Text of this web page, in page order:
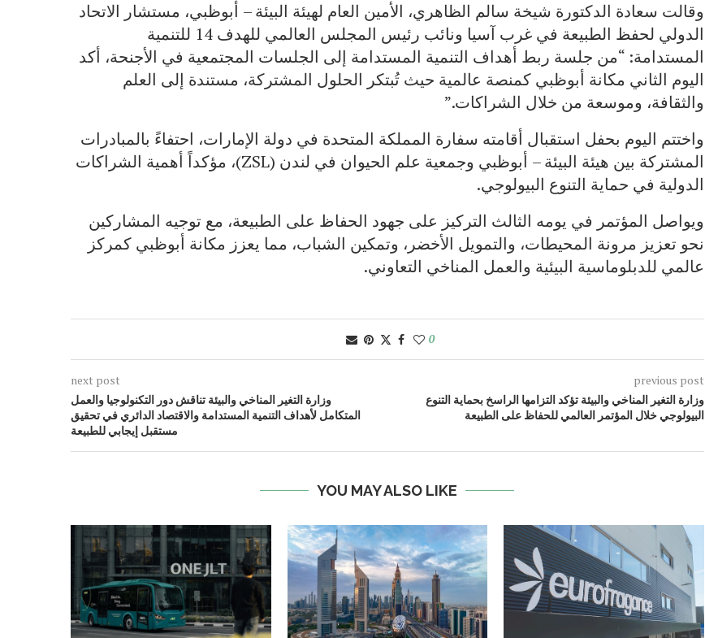
وقالت سعادة الدكتورة شيخة سالم الظاهري، الأمين العام لهيئة البيئة – أبوظبي، مستشار الاتحاد
الدولي لحفظ الطبيعة في غرب آسيا ونائب رئيس المجلس العالمي للهدف 14 للتنمية
المستدامة: “من جلسة ربط أهداف التنمية المستدامة إلى الجلسات المجتمعية في الأجنحة، أكد
اليوم الثاني مكانة أبوظبي كمنصة عالمية حيث تُبتكر الحلول المشتركة، مستندة إلى العلم
والثقافة، وموسعة من خلال الشراكات.”
واختتم اليوم بحفل استقبال أقامته سفارة المملكة المتحدة في دولة الإمارات، احتفاءً بالمبادرات
المشتركة بين هيئة البيئة – أبوظبي وجمعية علم الحيوان في لندن (ZSL)، مؤكداً أهمية الشراكات
الدولية في حماية التنوع البيولوجي.
ويواصل المؤتمر في يومه الثالث التركيز على جهود الحفاظ على الطبيعة، مع توجيه المشاركين
نحو تعزيز مرونة المحيطات، والتمويل الأخضر، وتمكين الشباب، مما يعزز مكانة أبوظبي كمركز
عالمي للدبلوماسية البيئية والعمل المناخي التعاوني.
0
previous post
وزارة التغير المناخي والبيئة تؤكد التزامها الراسخ بحماية التنوع
البيولوجي خلال المؤتمر العالمي للحفاظ على الطبيعة
next post
وزارة التغير المناخي والبيئة تناقش دور التكنولوجيا والعمل
المتكامل لأهداف التنمية المستدامة والاقتصاد الدائري في تحقيق
مستقبل إيجابي للطبيعة
YOU MAY ALSO LIKE